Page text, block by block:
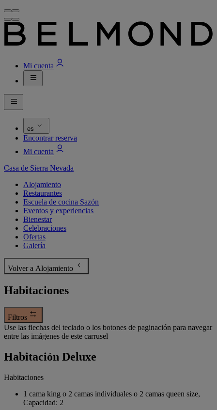
Mi cuenta
es
Encontrar reserva
Mi cuenta
Casa de Sierra Nevada
Alojamiento
Restaurantes
Escuela de cocina Sazón
Eventos y experiencias
Bienestar
Celebraciones
Ofertas
Galería
Volver a Alojamiento
Habitaciones
Filtros
Use las flechas del teclado o los botones de paginación para navegar
entre las imágenes de este carrusel
Habitación Deluxe
Habitaciones
1 cama king o 2 camas individuales o 2 camas queen size,
Capacidad: 2